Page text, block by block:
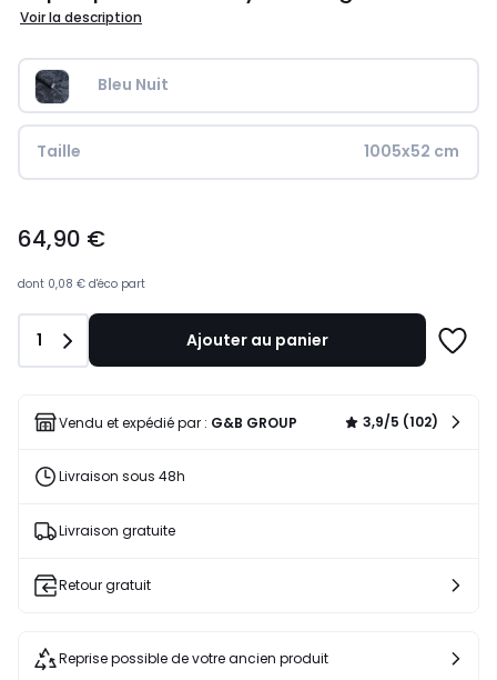
Voir la description
Bleu Nuit
Taille 1005x52 cm
€.
64,90 €
dont 0,08 € d'éco part
Quantité
1 Ajouter au panier
liste
Vendu et expédié par : G&B GROUP 3,9/5 (102)
Livraison sous 48h
Livraison gratuite
Retour gratuit
Reprise possible de votre ancien produit